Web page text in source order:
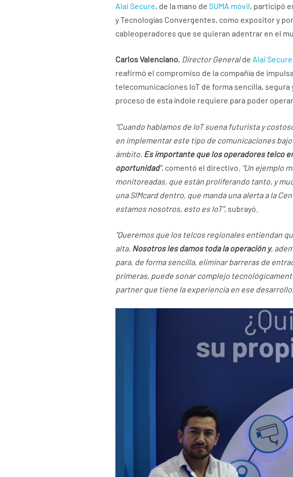
Alai Secure, de la mano deSUMA móvil, participó
y Tecnologías Convergentes, como expositor y
cableoperadores que se quieran adentrar en el
Carlos Valenciano, Director Generalde Alai Secure
reafirmó el compromiso de la compañía de
telecomunicaciones IoT de forma sencilla,
proceso de esta índole requiere para poder operar.
“Cuando hablamos de IoT suena futurista y
en implementar este tipo de comunicaciones
ámbito. Es importante que los operadores telco
oportunidad”, comentó el directivo. “Un ejemplo
monitoreadas, que están proliferando tanto, y
una SIMcard dentro, que manda una alerta a la
estamos nosotros, esto es IoT”, subrayó.
“Queremos que los telcos regionales entiendan
alta. Nosotros les damos toda la operación y,
para, de forma sencilla, eliminar barreras de
primeras, puede sonar complejo
partner que tiene la experiencia en ese